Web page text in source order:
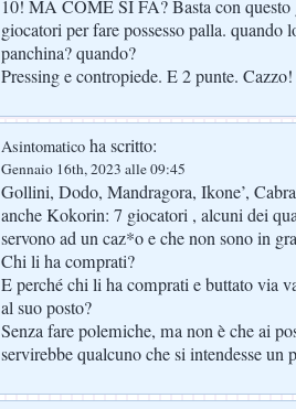
10! MA COME SI FA? Basta con
giocatori per fare possesso palla. quando
panchina? quando?
Pressing e contropiede. E 2 punte.
Asintomatico ha scritto:
Gennaio 16th, 2023 alle 09:45
Gollini, Dodo, Mandragora, Ikone’,
anche Kokorin: 7 giocatori , alcuni dei
servono ad un caz*o e che non sono in
Chi li ha comprati?
E perché chi li ha comprati e buttato via
al suo posto?
Senza fare polemiche, ma non è che ai
servirebbe qualcuno che si intendesse un